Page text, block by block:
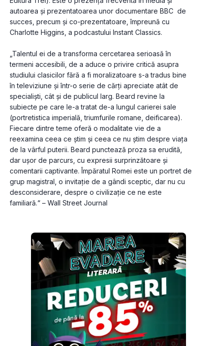
autoarea și prezentatoarea unor documentare BBC  de
succes, precum și co-prezentatoare, împreună cu
Charlotte Higgins, a podcastului Instant Classics.
„Talentul ei de a transforma cercetarea serioasă în
termeni accesibili, de a aduce o privire critică asupra
studiului clasicilor fără a fi moralizatoare s-a tradus bine
în televiziune și într-o serie de cărți apreciate atât de
specialiști, cât și de publicul larg. Beard revine la
subiecte pe care le-a tratat de-a lungul carierei sale
(portretistica imperială, triumfurile romane, deificarea).
Fiecare dintre teme oferă o modalitate vie de a
reexamina ceea ce știm și ceea ce nu știm despre viața
de la vârful puterii. Beard punctează proza sa erudită,
dar ușor de parcurs, cu expresii surprinzătoare și
comentarii captivante. Împăratul Romei este un portret de
grup magistral, o invitație de a gândi sceptic, dar nu cu
desconsiderare, despre o civilizație ce ne este
familiară.“ – Wall Street Journal